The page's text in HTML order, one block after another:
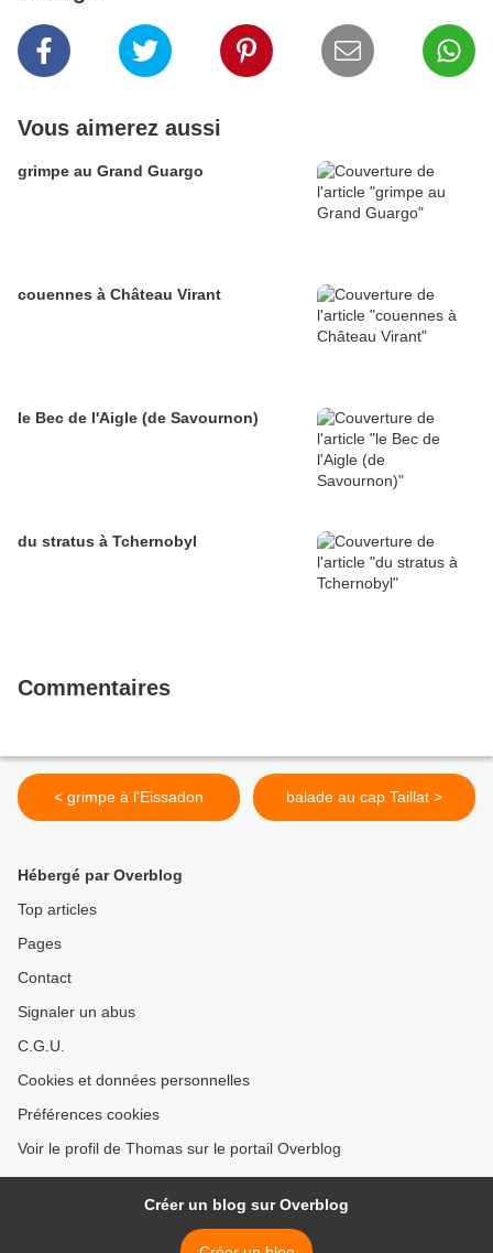
Vous aimerez aussi
grimpe au Grand Guargo
couennes à Château Virant
le Bec de l'Aigle (de Savournon)
du stratus à Tchernobyl
Commentaires
< grimpe à l'Eissadon balade au cap Taillat >
Hébergé par Overblog
Top articles
Pages
Contact
Signaler un abus
C.G.U.
Cookies et données personnelles
Préférences cookies
Voir le profil de Thomas sur le portail Overblog
Créer un blog sur Overblog